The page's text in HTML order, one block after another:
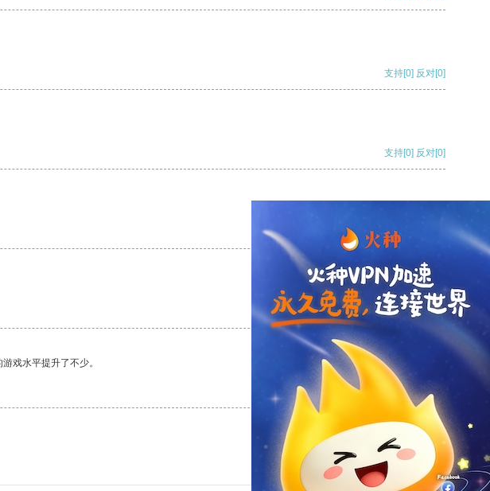
支持[0] 反对[0]
支持[0] 反对[0]
支持
支持[0] 反对[0]
戏水平提升了不少。
支持[0] 反对[0]